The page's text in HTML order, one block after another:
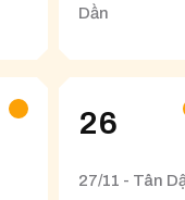
Dần
26
27/11 - Tân